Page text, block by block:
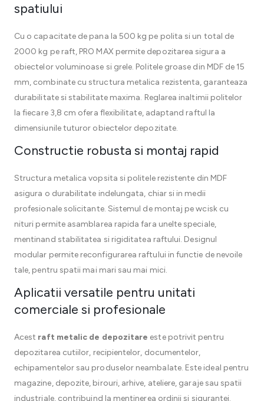
spatiului
Cu o capacitate de pana la 500 kg pe polita si un total de
2000 kg pe raft, PRO MAX permite depozitarea sigura a
obiectelor voluminoase si grele. Politele groase din MDF de 15
mm, combinate cu structura metalica rezistenta, garanteaza
durabilitate si stabilitate maxima. Reglarea inaltimii politelor
la fiecare 3,8 cm ofera flexibilitate, adaptand raftul la
dimensiunile tuturor obiectelor depozitate.
Constructie robusta si montaj rapid
Structura metalica vopsita si politele rezistente din MDF
asigura o durabilitate indelungata, chiar si in medii
profesionale solicitante. Sistemul de montaj pe wcisk cu
nituri permite asamblarea rapida fara unelte speciale,
mentinand stabilitatea si rigiditatea raftului. Designul
modular permite reconfigurarea raftului in functie de nevoile
tale, pentru spatii mai mari sau mai mici.
Aplicatii versatile pentru unitati
comerciale si profesionale
Acest raft metalic de depozitare este potrivit pentru
depozitarea cutiilor, recipientelor, documentelor,
echipamentelor sau produselor neambalate. Este ideal pentru
magazine, depozite, birouri, arhive, ateliere, garaje sau spatii
industriale, contribuind la mentinerea ordinii si sigurantei.